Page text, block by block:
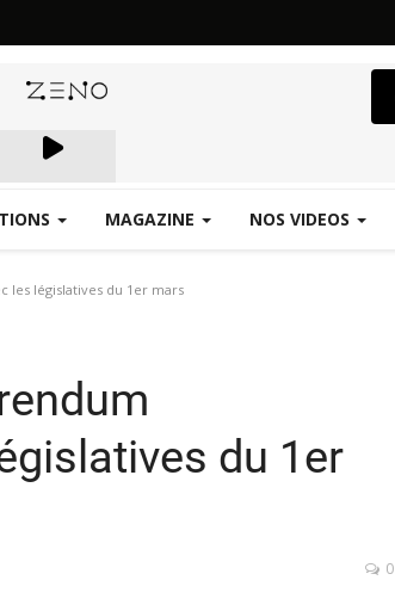
MAGAZINE NOS VIDEOS
les législatives du 1er mars
du 1er
0